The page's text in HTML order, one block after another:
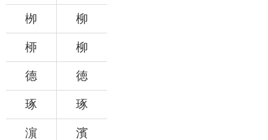
栁 柳
桺 柳
德 徳
琢 琢
濵 濱